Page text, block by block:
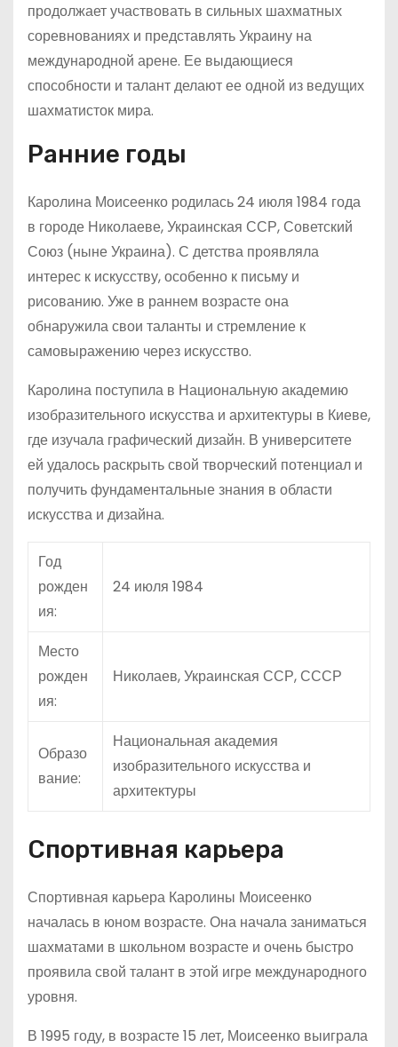
продолжает участвовать в сильных шахматных
соревнованиях и представлять Украину на
международной арене. Ее выдающиеся
способности и талант делают ее одной из ведущих
шахматисток мира.
Ранние годы
Каролина Моисеенко родилась 24 июля 1984 года
в городе Николаеве, Украинская ССР, Советский
Союз (ныне Украина). С детства проявляла
интерес к искусству, особенно к письму и
рисованию. Уже в раннем возрасте она
обнаружила свои таланты и стремление к
самовыражению через искусство.
Каролина поступила в Национальную академию
изобразительного искусства и архитектуры в Киеве,
где изучала графический дизайн. В университете
ей удалось раскрыть свой творческий потенциал и
получить фундаментальные знания в области
искусства и дизайна.
Год
рожден
ия:
24 июля 1984
Место
рожден
ия:
Николаев, Украинская ССР, СССР
Образо
вание:
Национальная академия
изобразительного искусства и
архитектуры
Спортивная карьера
Спортивная карьера Каролины Моисеенко
началась в юном возрасте. Она начала заниматься
шахматами в школьном возрасте и очень быстро
проявила свой талант в этой игре международного
уровня.
В 1995 году, в возрасте 15 лет, Моисеенко выиграла